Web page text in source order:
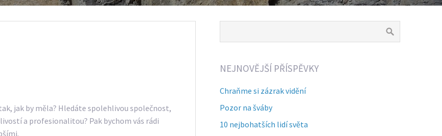
jak by měla? Hledáte spolehlivou společnost,
a profesionalitou? Pak bychom vás rádi
NEJNOVĚJŠÍ PŘÍSPĚVKY
Chraňme si zázrak vidění
Pozor na šváby
10 nejbohatších lidí světa